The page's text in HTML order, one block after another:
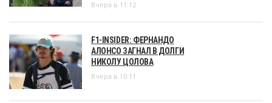
Вчера в 11:12
F1-INSIDER: ФЕРНАНДО
АЛОНСО ЗАГНАЛ В ДОЛГИ
НИКОЛУ ЦОЛОВА
Вчера в 10:11